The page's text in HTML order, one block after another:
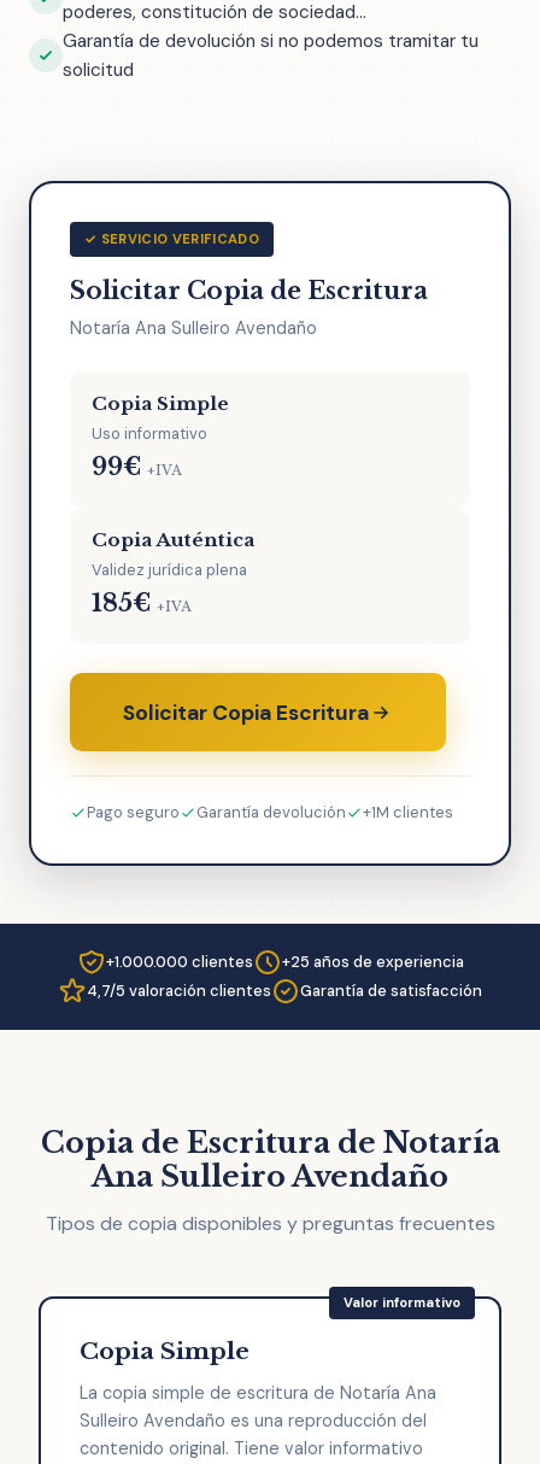
poderes, constitución de sociedad...
Garantía de devolución si no podemos tramitar tu
solicitud
✓ SERVICIO VERIFICADO
Solicitar Copia de Escritura
Notaría Ana Sulleiro Avendaño
Copia Simple
Uso informativo
99€ +IVA
Copia Auténtica
Validez jurídica plena
185€ +IVA
Solicitar Copia Escritura
Pago seguro Garantía devolución +1M clientes
+1.000.000 clientes
+25 años de experiencia
4,7/5 valoración clientes
Garantía de satisfacción
Copia de Escritura de Notaría
Ana Sulleiro Avendaño
Tipos de copia disponibles y preguntas frecuentes
Copia Simple
La copia simple de escritura de Notaría Ana
Sulleiro Avendaño es una reproducción del
contenido original. Tiene valor informativo